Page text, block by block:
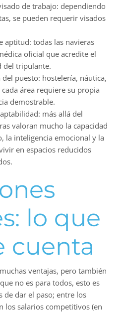
de trabajo: dependiendo
se pueden requerir visados
aptitud: todas las navieras
oficial que acredite el
del tripulante.
puesto: hostelería, náutica,
área requiere su propia
demostrable.
más allá del
valoran mucho la capacidad
la inteligencia emocional y la
en espacios reducidos
lo que
cuenta
ventajas, pero también
no es para todos, esto es
de dar el paso; entre los
los salarios competitivos (en